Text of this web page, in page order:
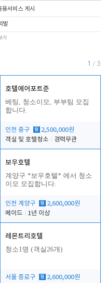
서비스 게시
발
기
1 / 3
호텔에어포트준
베팅, 청소이모, 부부팀 모집
합니다.
인천 중구 월 2,500,000원
객실 및 호텔청소
경력무관
보우호텔
계양구 *보우호텔* 에서 청소
이모 모집합니다.
인천 계양구 월 2,600,000원
메이드
1년 이상
레몬트리호텔
청소1명 (객실26개)
서울 종로구 월 2,600,000원